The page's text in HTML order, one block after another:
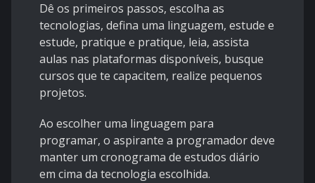
Dê os primeiros passos, escolha as
tecnologias, defina uma linguagem, estude e
estude, pratique e pratique, leia, assista
aulas nas plataformas disponíveis, busque
cursos que te capacitem, realize pequenos
projetos.
Ao escolher uma linguagem para
programar, o aspirante a programador deve
manter um cronograma de estudos diário
em cima da tecnologia escolhida.